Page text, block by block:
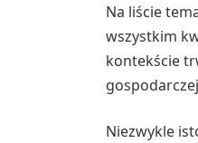
Na liście
wszystkim
kontekście
Niezwykle